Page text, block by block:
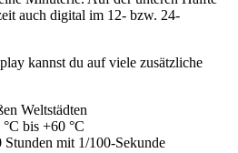
auch digital im 12- bzw. 24-
kannst du auf viele zusätzliche
Weltstädten
bis +60 °C
mit 1/100-Sekunde